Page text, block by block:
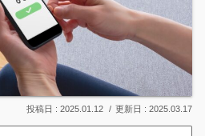
2025.01.12 2025.03.17